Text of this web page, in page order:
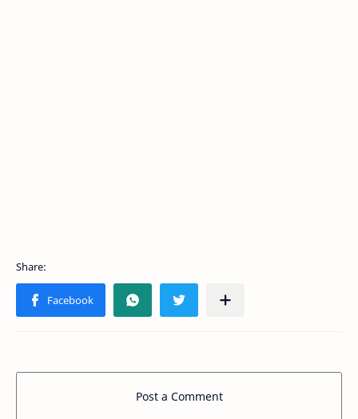
Post a Comment